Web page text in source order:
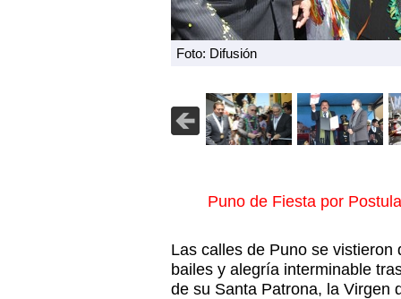
Foto: Difusión
Puno de Fiesta por
Las calles de Puno se vistieron
bailes y alegría interminable
de su Santa Patrona, la Virgen